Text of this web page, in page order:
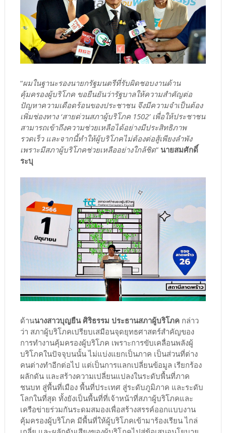
“ผมในฐานะรองนายกรัฐมนตรีที่รับผิดชอบงานด้าน
คุ้มครองผู้บริโภค ขอยืนยันว่ารัฐบาลให้ความสำคัญต่อ
ปัญหาความเดือดร้อนของประชาชน จึงมีความจำเป็นต้อง
เพิ่มช่องทาง ‘สายด่วนสภาผู้บริโภค 1502’ เพื่อให้ประชาชน
สามารถเข้าถึงความช่วยเหลือได้อย่างมีประสิทธิภาพ
รวดเร็ว และจากนี้ทำให้ผู้บริโภคไม่ต้องต่อสู้เพียงลำพัง
เพราะมีสภาผู้บริโภคช่วยเหลืออย่างใกล้ชิด” นายสมศักดิ์
ระบุ
ด้านนางสาวบุญยืน ศิริธรรม ประธานสภาผู้บริโภคกล่าว
ว่า สภาผู้บริโภคเปรียบเสมือนจุดยุทธศาสตร์สำคัญของ
การทำงานคุ้มครองผู้บริโภค เพราะการขับเคลื่อนพลังผู้
บริโภคในปัจจุบนนั้น ไม่แบ่งแยกเป็นภาค เป็นส่วนที่ต่าง
คนต่างทำอีกต่อไป แต่เป็นการแลกเปลี่ยนข้อมูล เรียกร้อง
ผลักดัน และสร้างความเปลี่ยนแปลงในระดับพื้นที่ภาค
ชนบท สู่พื้นที่เมือง พื้นที่ประเทศ สู่ระดับภูมิภาค และระดับ
โลกในที่สุด ทั้งยังเป็นพื้นที่ที่เจ้าหน้าที่สภาผู้บริโภคและ
เครือข่ายร่วมกันระดมสมองเพื่อสร้างสรรค์ออกแบบงาน
คุ้มครองผู้บริโภค มีพื้นที่ให้ผู้บริโภคเข้ามาร้องเรียน ไกล่